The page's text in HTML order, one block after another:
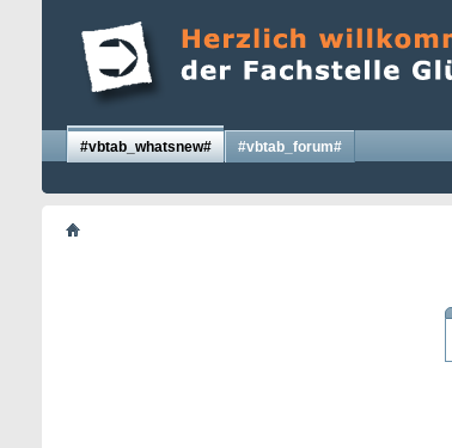
#vbtab_whatsnew# #vbtab_forum#